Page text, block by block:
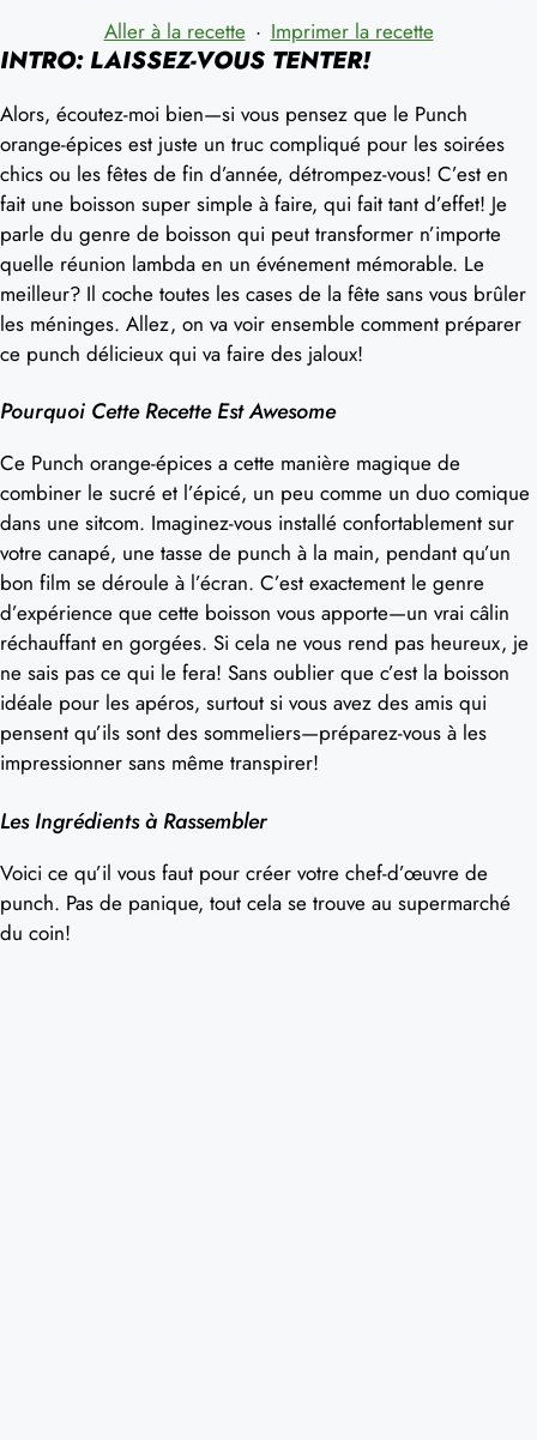
Aller à la recette · Imprimer la recette
INTRO: LAISSEZ-VOUS TENTER!
Alors, écoutez-moi bien—si vous pensez que le Punch
orange-épices est juste un truc compliqué pour les soirées
chics ou les fêtes de fin d’année, détrompez-vous! C’est en
fait une boisson super simple à faire, qui fait tant d’effet! Je
parle du genre de boisson qui peut transformer n’importe
quelle réunion lambda en un événement mémorable. Le
meilleur? Il coche toutes les cases de la fête sans vous brûler
les méninges. Allez, on va voir ensemble comment préparer
ce punch délicieux qui va faire des jaloux!
Pourquoi Cette Recette Est Awesome
Ce Punch orange-épices a cette manière magique de
combiner le sucré et l’épicé, un peu comme un duo comique
dans une sitcom. Imaginez-vous installé confortablement sur
votre canapé, une tasse de punch à la main, pendant qu’un
bon film se déroule à l’écran. C’est exactement le genre
d’expérience que cette boisson vous apporte—un vrai câlin
réchauffant en gorgées. Si cela ne vous rend pas heureux, je
ne sais pas ce qui le fera! Sans oublier que c’est la boisson
idéale pour les apéros, surtout si vous avez des amis qui
pensent qu’ils sont des sommeliers—préparez-vous à les
impressionner sans même transpirer!
Les Ingrédients à Rassembler
Voici ce qu’il vous faut pour créer votre chef-d’œuvre de
punch. Pas de panique, tout cela se trouve au supermarché
du coin!